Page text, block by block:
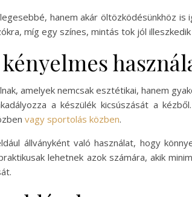
hanem akár öltözködésünkhöz
míg egy színes, mintás tok jól
amelyek nemcsak esztétikai, hanem
a készülék kicsúszását a
vagy sportolás közben.
állványként való használat, hogy
lehetnek azok számára, akik